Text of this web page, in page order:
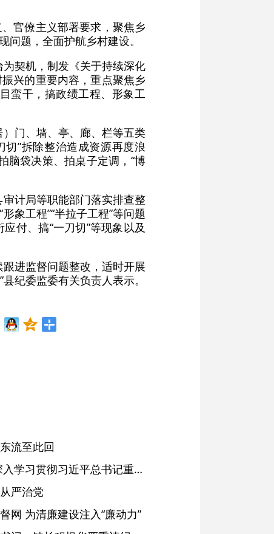
官僚主义部署要求，聚焦乡
题，全面护航乡村建设。
契机，制发《关于持续深化
兴的重要内容，重点聚焦乡
蛮干，搞政绩工程、形象工
门、墙、亭、廊、栏等五类
”拆除整治造成资源再度浪
脑袋决策、拍桌子定调，“博
计局等职能部门落实排查整
象工程”“半拉子工程”等问题
付、搞“一刀切”等现象以及
跟进监督问题整改，适时开展
纪委监委有关负责人表示。
流至此回
省委常委会会议强调 深入学习贯彻习近平总书记重要讲话精神 以高质量党建引领高质量发展 梁言顺主持并讲话
严治党
网 为清廉建设注入“廉动力”